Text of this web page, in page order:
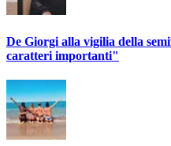
De Giorgi alla vigilia della
caratteri importanti"